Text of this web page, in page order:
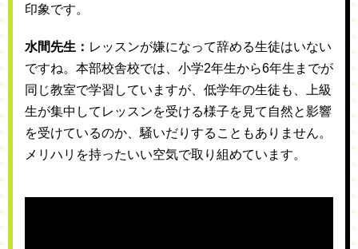
印象です。
水間先生： レッスンが嫌になって辞める生徒はいない
ですね。本部校舎校では、小学2年生から6年生までが
同じ教室で学習していますが、低学年の生徒も、上級
生が集中してレッスンを受ける様子を見て自然と影響
を受けているのか、騒いだりすることもありません。
メリハリを持ったいい空気で取り組めています。